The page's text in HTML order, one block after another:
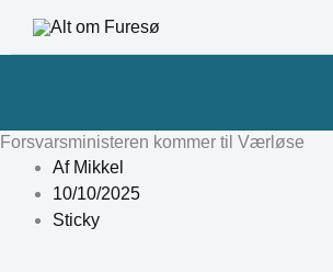
Forsvarsministeren kommer til Værløse
AfMikkel
10/10/2025
Sticky